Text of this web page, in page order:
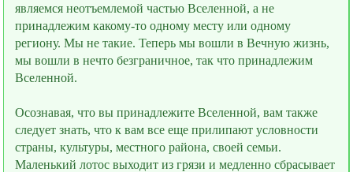
являемся неотъемлемой частью Вселенной, а не
принадлежим какому-то одному месту или одному
региону. Мы не такие. Теперь мы вошли в Вечную жизнь,
мы вошли в нечто безграничное, так что принадлежим
Вселенной.
Осознавая, что вы принадлежите Вселенной, вам также
следует знать, что к вам всe ещe прилипают условности
страны, культуры, местного района, своей семьи.
Маленький лотос выходит из грязи и медленно сбрасывает